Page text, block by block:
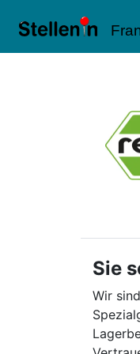
Sie
Wir